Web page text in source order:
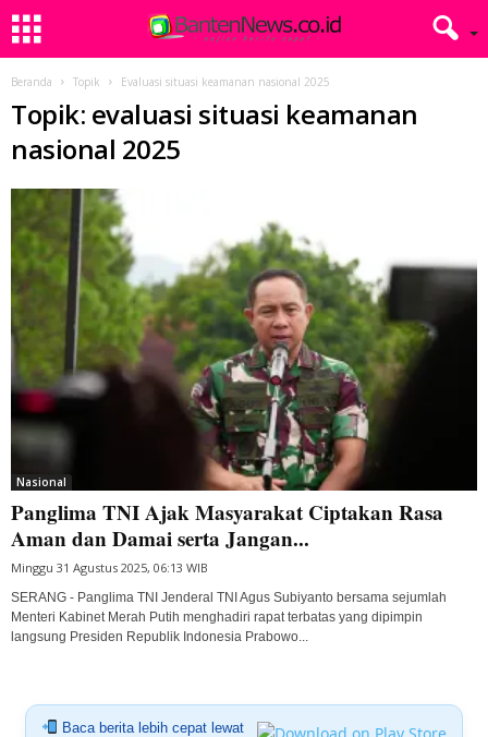
Beranda Topik Evaluasi situasi keamanan nasional 2025
Topik: evaluasi situasi keamanan
nasional 2025
Nasional
Panglima TNI Ajak Masyarakat Ciptakan Rasa
Aman dan Damai serta Jangan...
Minggu 31 Agustus 2025, 06:13 WIB
SERANG - Panglima TNI Jenderal TNI Agus Subiyanto bersama sejumlah
Menteri Kabinet Merah Putih menghadiri rapat terbatas yang dipimpin
langsung Presiden Republik Indonesia Prabowo...
Baca berita lebih cepat lewat